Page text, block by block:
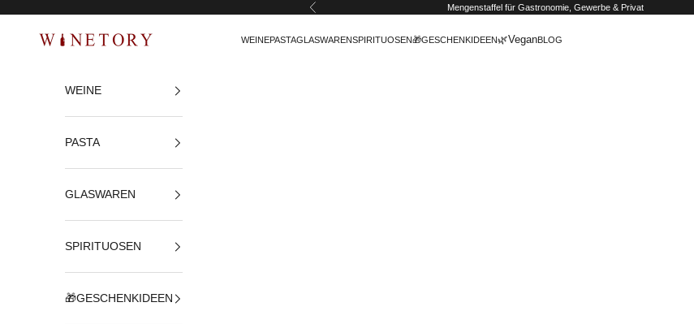
Zurück Mengenstaffel für Gastronomie, Gewerbe & Privat
WINETORY WEINEPASTAGLASWARENSPIRITUOSEN🎁GESCHENKIDEEN🌿VeganBLOG
WEINE
PASTA
GLASWAREN
SPIRITUOSEN
🎁GESCHENKIDEEN